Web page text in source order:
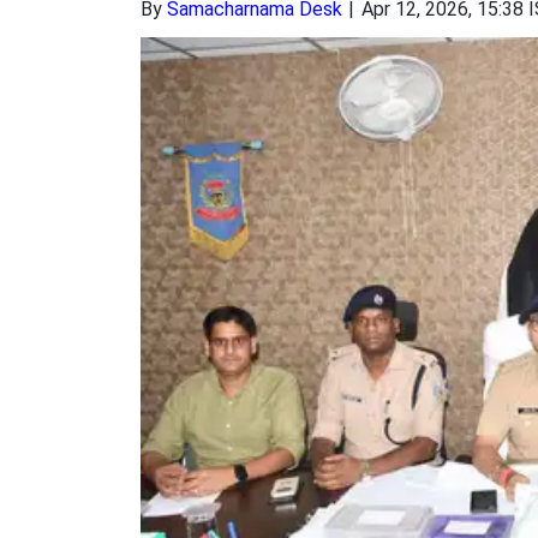
By Samacharnama Desk Apr 12, 2026, 15:38